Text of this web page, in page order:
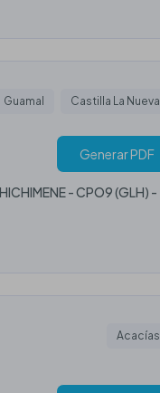
Guamal Castilla La Nueva
Generar PDF
- CPO9 (GLH) -
Acacías